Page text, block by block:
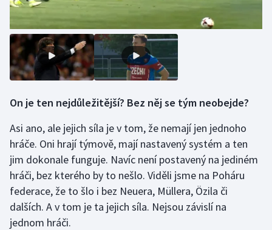
On je ten nejdůležitější? Bez něj se tým neobejde?
Asi ano, ale jejich síla je v tom, že nemají jen jednoho
hráče. Oni hrají týmově, mají nastavený systém a ten
jim dokonale funguje. Navíc není postavený na jediném
hráči, bez kterého by to nešlo. Viděli jsme na Poháru
federace, že to šlo i bez Neuera, Müllera, Özila či
dalších. A v tom je ta jejich síla. Nejsou závislí na
jednom hráči.